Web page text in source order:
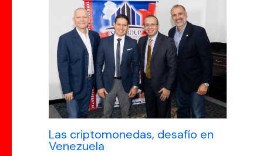
Las criptomonedas, desafío en
Venezuela